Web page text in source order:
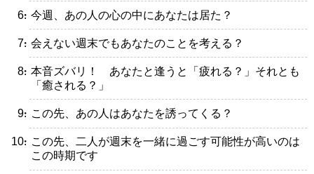
・今週、あの人の心の中にあなたは居た？
・会えない週末でもあなたのことを考える？
・本音ズバリ！ あなたと逢うと「疲れる？」それとも
「癒される？」
・この先、あの人はあなたを誘ってくる？
・この先、二人が週末を一緒に過ごす可能性が高いのは
この時期です